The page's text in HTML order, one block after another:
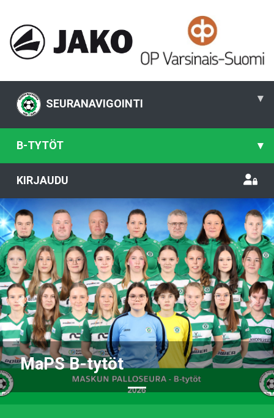
SEURANAVIGOINTI ▾
B-TYTÖT ▾
KIRJAUDU
MaPS B-tytöt
Previous